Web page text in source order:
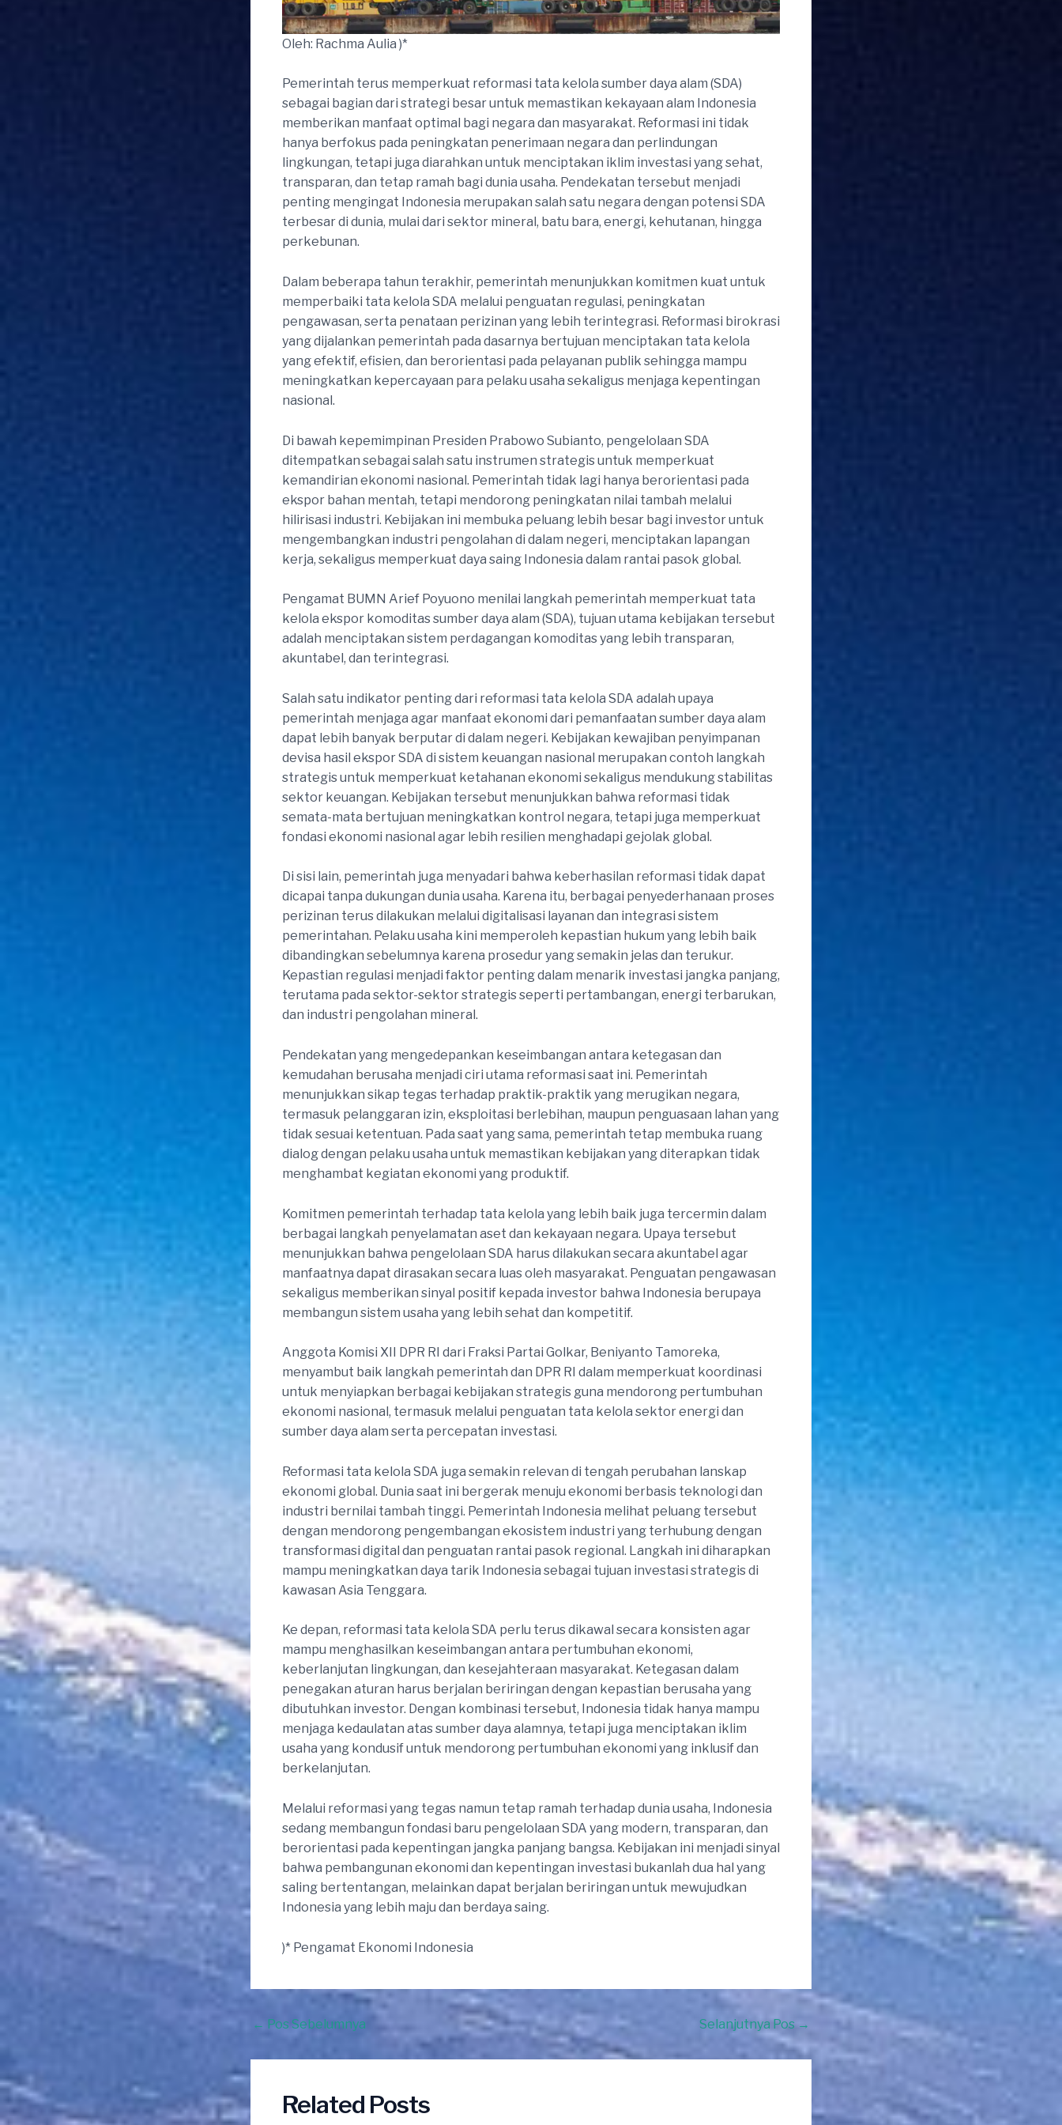
Oleh: Rachma Aulia )*
Pemerintah terus memperkuat reformasi tata kelola sumber daya alam (SDA)
sebagai bagian dari strategi besar untuk memastikan kekayaan alam Indonesia
memberikan manfaat optimal bagi negara dan masyarakat. Reformasi ini tidak
hanya berfokus pada peningkatan penerimaan negara dan perlindungan
lingkungan, tetapi juga diarahkan untuk menciptakan iklim investasi yang sehat,
transparan, dan tetap ramah bagi dunia usaha. Pendekatan tersebut menjadi
penting mengingat Indonesia merupakan salah satu negara dengan potensi SDA
terbesar di dunia, mulai dari sektor mineral, batu bara, energi, kehutanan, hingga
perkebunan.
Dalam beberapa tahun terakhir, pemerintah menunjukkan komitmen kuat untuk
memperbaiki tata kelola SDA melalui penguatan regulasi, peningkatan
pengawasan, serta penataan perizinan yang lebih terintegrasi. Reformasi birokrasi
yang dijalankan pemerintah pada dasarnya bertujuan menciptakan tata kelola
yang efektif, efisien, dan berorientasi pada pelayanan publik sehingga mampu
meningkatkan kepercayaan para pelaku usaha sekaligus menjaga kepentingan
nasional.
Di bawah kepemimpinan Presiden Prabowo Subianto, pengelolaan SDA
ditempatkan sebagai salah satu instrumen strategis untuk memperkuat
kemandirian ekonomi nasional. Pemerintah tidak lagi hanya berorientasi pada
ekspor bahan mentah, tetapi mendorong peningkatan nilai tambah melalui
hilirisasi industri. Kebijakan ini membuka peluang lebih besar bagi investor untuk
mengembangkan industri pengolahan di dalam negeri, menciptakan lapangan
kerja, sekaligus memperkuat daya saing Indonesia dalam rantai pasok global.
Pengamat BUMN Arief Poyuono menilai langkah pemerintah memperkuat tata
kelola ekspor komoditas sumber daya alam (SDA), tujuan utama kebijakan tersebut
adalah menciptakan sistem perdagangan komoditas yang lebih transparan,
akuntabel, dan terintegrasi.
Salah satu indikator penting dari reformasi tata kelola SDA adalah upaya
pemerintah menjaga agar manfaat ekonomi dari pemanfaatan sumber daya alam
dapat lebih banyak berputar di dalam negeri. Kebijakan kewajiban penyimpanan
devisa hasil ekspor SDA di sistem keuangan nasional merupakan contoh langkah
strategis untuk memperkuat ketahanan ekonomi sekaligus mendukung stabilitas
sektor keuangan. Kebijakan tersebut menunjukkan bahwa reformasi tidak
semata-mata bertujuan meningkatkan kontrol negara, tetapi juga memperkuat
fondasi ekonomi nasional agar lebih resilien menghadapi gejolak global.
Di sisi lain, pemerintah juga menyadari bahwa keberhasilan reformasi tidak dapat
dicapai tanpa dukungan dunia usaha. Karena itu, berbagai penyederhanaan proses
perizinan terus dilakukan melalui digitalisasi layanan dan integrasi sistem
pemerintahan. Pelaku usaha kini memperoleh kepastian hukum yang lebih baik
dibandingkan sebelumnya karena prosedur yang semakin jelas dan terukur.
Kepastian regulasi menjadi faktor penting dalam menarik investasi jangka panjang,
terutama pada sektor-sektor strategis seperti pertambangan, energi terbarukan,
dan industri pengolahan mineral.
Pendekatan yang mengedepankan keseimbangan antara ketegasan dan
kemudahan berusaha menjadi ciri utama reformasi saat ini. Pemerintah
menunjukkan sikap tegas terhadap praktik-praktik yang merugikan negara,
termasuk pelanggaran izin, eksploitasi berlebihan, maupun penguasaan lahan yang
tidak sesuai ketentuan. Pada saat yang sama, pemerintah tetap membuka ruang
dialog dengan pelaku usaha untuk memastikan kebijakan yang diterapkan tidak
menghambat kegiatan ekonomi yang produktif.
Komitmen pemerintah terhadap tata kelola yang lebih baik juga tercermin dalam
berbagai langkah penyelamatan aset dan kekayaan negara. Upaya tersebut
menunjukkan bahwa pengelolaan SDA harus dilakukan secara akuntabel agar
manfaatnya dapat dirasakan secara luas oleh masyarakat. Penguatan pengawasan
sekaligus memberikan sinyal positif kepada investor bahwa Indonesia berupaya
membangun sistem usaha yang lebih sehat dan kompetitif.
Anggota Komisi XII DPR RI dari Fraksi Partai Golkar, Beniyanto Tamoreka,
menyambut baik langkah pemerintah dan DPR RI dalam memperkuat koordinasi
untuk menyiapkan berbagai kebijakan strategis guna mendorong pertumbuhan
ekonomi nasional, termasuk melalui penguatan tata kelola sektor energi dan
sumber daya alam serta percepatan investasi.
Reformasi tata kelola SDA juga semakin relevan di tengah perubahan lanskap
ekonomi global. Dunia saat ini bergerak menuju ekonomi berbasis teknologi dan
industri bernilai tambah tinggi. Pemerintah Indonesia melihat peluang tersebut
dengan mendorong pengembangan ekosistem industri yang terhubung dengan
transformasi digital dan penguatan rantai pasok regional. Langkah ini diharapkan
mampu meningkatkan daya tarik Indonesia sebagai tujuan investasi strategis di
kawasan Asia Tenggara.
Ke depan, reformasi tata kelola SDA perlu terus dikawal secara konsisten agar
mampu menghasilkan keseimbangan antara pertumbuhan ekonomi,
keberlanjutan lingkungan, dan kesejahteraan masyarakat. Ketegasan dalam
penegakan aturan harus berjalan beriringan dengan kepastian berusaha yang
dibutuhkan investor. Dengan kombinasi tersebut, Indonesia tidak hanya mampu
menjaga kedaulatan atas sumber daya alamnya, tetapi juga menciptakan iklim
usaha yang kondusif untuk mendorong pertumbuhan ekonomi yang inklusif dan
berkelanjutan.
Melalui reformasi yang tegas namun tetap ramah terhadap dunia usaha, Indonesia
sedang membangun fondasi baru pengelolaan SDA yang modern, transparan, dan
berorientasi pada kepentingan jangka panjang bangsa. Kebijakan ini menjadi sinyal
bahwa pembangunan ekonomi dan kepentingan investasi bukanlah dua hal yang
saling bertentangan, melainkan dapat berjalan beriringan untuk mewujudkan
Indonesia yang lebih maju dan berdaya saing.
)* Pengamat Ekonomi Indonesia
Post
← Pos Sebelumnya Selanjutnya Pos →
Related Posts